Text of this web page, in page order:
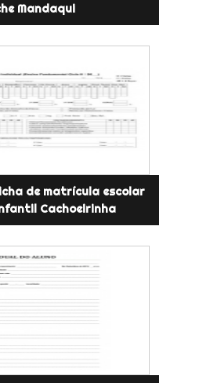
Mandaqui
de matrícula escolar
Cachoeirinha